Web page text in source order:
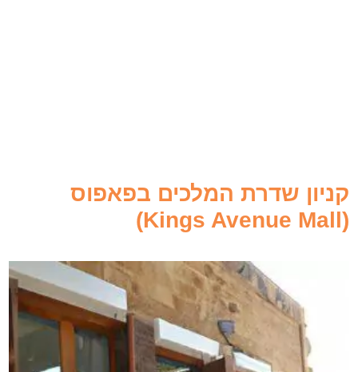
קניון שדרת המלכים בפאפוס
(Kings Avenue Mall)